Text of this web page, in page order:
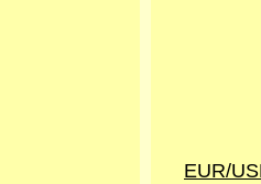
EUR/